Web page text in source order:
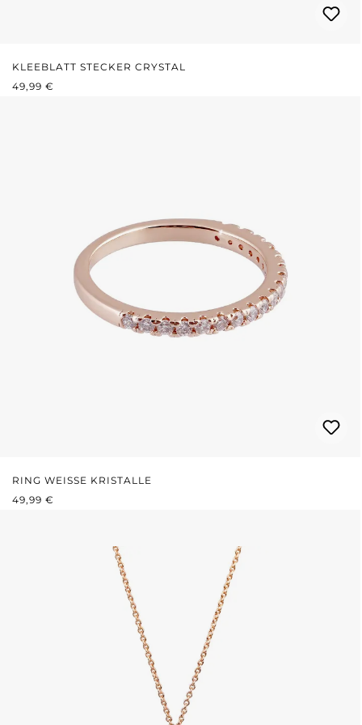
KLEEBLATT STECKER CRYSTAL
REGULÄRER PREIS:
49,99 €
RING WEISSE KRISTALLE
REGULÄRER PREIS:
49,99 €